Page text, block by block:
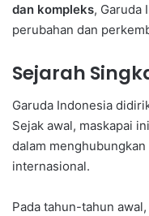
dan kompleks, Garuda
perubahan dan
Sejarah
Garuda Indonesia
Sejak awal, maskapai
dalam
internasional.
Pada tahun-tahun